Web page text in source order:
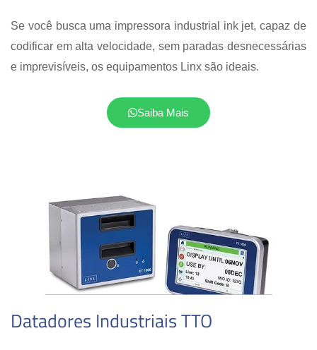
Se você busca uma impressora industrial ink jet, capaz de
codificar em alta velocidade, sem paradas desnecessárias
e imprevisíveis, os equipamentos Linx são ideais.
Saiba Mais
Datadores Industriais TTO